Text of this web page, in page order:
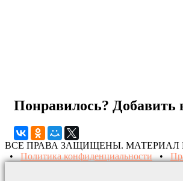
Понравилось? Добавить
ВСЕ ПРАВА ЗАЩИЩЕНЫ. МАТЕРИАЛ
•Политика конфиденциальности•